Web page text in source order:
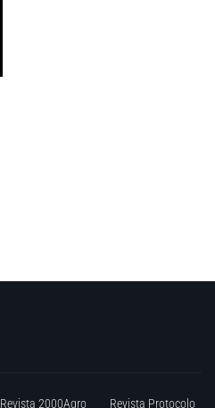
Revista 2000Agro Revista Protocolo